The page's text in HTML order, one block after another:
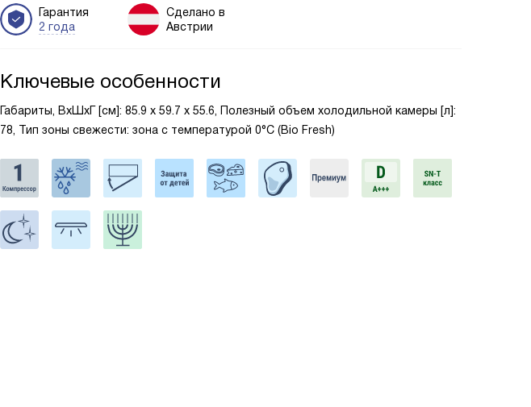
Гарантия
2 года
Сделано в
Австрии
Ключевые особенности
Габариты, ВxШxГ [см]: 85.9 х 59.7 х 55.6, Полезный объем холодильной камеры [л]:
78, Тип зоны свежести: зона с температурой 0°C (Bio Fresh)